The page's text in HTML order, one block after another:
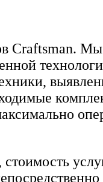
Craftsman.